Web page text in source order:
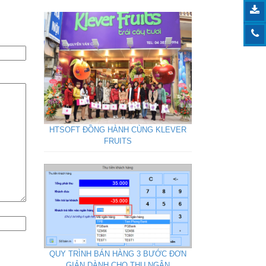
HTSOFT ĐỒNG HÀNH CÙNG KLEVER
FRUITS
QUY TRÌNH BÁN HÀNG 3 BƯỚC ĐƠN